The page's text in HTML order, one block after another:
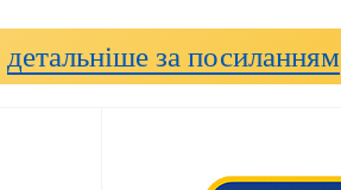
детальніше за посиланням